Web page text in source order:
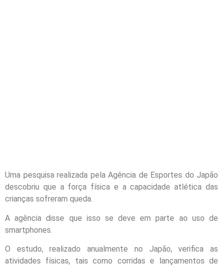
Uma pesquisa realizada pela Agência de Esportes do Japão
descobriu que a força física e a capacidade atlética das
crianças sofreram queda.
A agência disse que isso se deve em parte ao uso de
smartphones.
O estudo, realizado anualmente no Japão, verifica as
atividades físicas, tais como corridas e lançamentos de